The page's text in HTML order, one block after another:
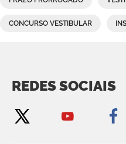
CONCURSO VESTIBULAR
REDES SOCIAIS